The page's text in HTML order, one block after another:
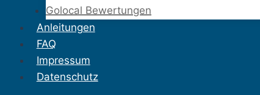
Golocal Bewertungen
Anleitungen
FAQ
Impressum
Datenschutz